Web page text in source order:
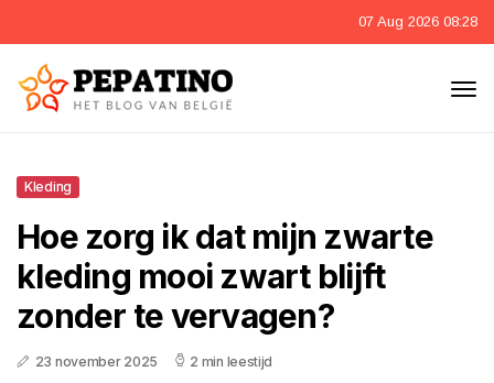
07 Aug 2026 08:28
Kleding
Hoe zorg ik dat mijn zwarte
kleding mooi zwart blijft
zonder te vervagen?
23 november 2025 2 min leestijd